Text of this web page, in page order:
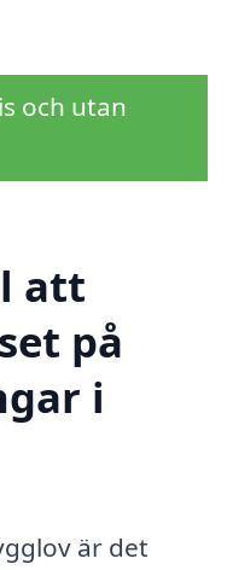
och utan
att
på
i
är det